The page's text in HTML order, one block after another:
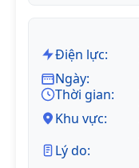
Điện lực:
Ngày:
Thời gian:
Khu vực:
Lý do: